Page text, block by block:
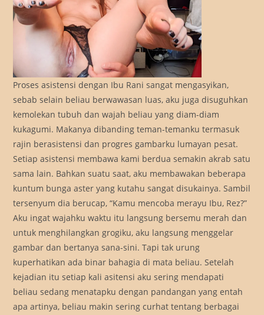
Proses asistensi dengan Ibu Rani sangat mengasyikan,
sebab selain beliau berwawasan luas, aku juga disuguhkan
kemolekan tubuh dan wajah beliau yang diam-diam
kukagumi. Makanya dibanding teman-temanku termasuk
rajin berasistensi dan progres gambarku lumayan pesat.
Setiap asistensi membawa kami berdua semakin akrab satu
sama lain. Bahkan suatu saat, aku membawakan beberapa
kuntum bunga aster yang kutahu sangat disukainya. Sambil
tersenyum dia berucap, “Kamu mencoba merayu Ibu, Rez?”
Aku ingat wajahku waktu itu langsung bersemu merah dan
untuk menghilangkan grogiku, aku langsung menggelar
gambar dan bertanya sana-sini. Tapi tak urung
kuperhatikan ada binar bahagia di mata beliau. Setelah
kejadian itu setiap kali asitensi aku sering mendapati
beliau sedang menatapku dengan pandangan yang entah
apa artinya, beliau makin sering curhat tentang berbagai